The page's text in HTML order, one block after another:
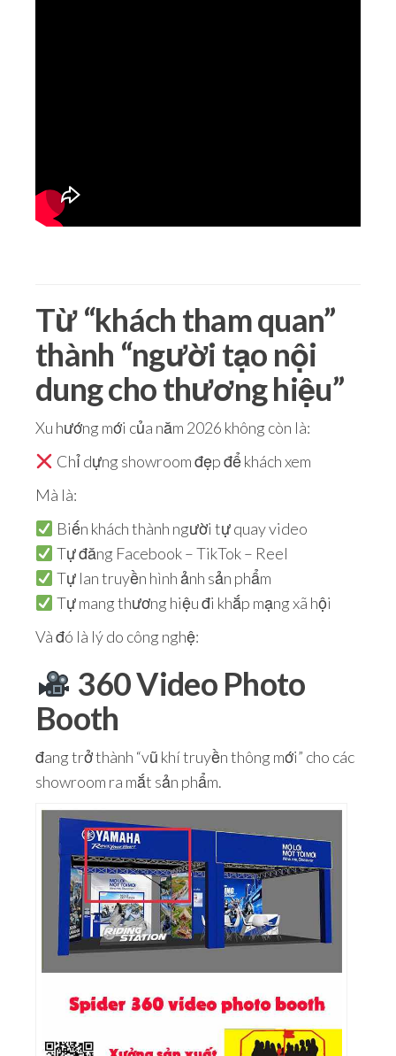
Từ “khách tham quan”
thành “người tạo nội
dung cho thương hiệu”
Xu hướng mới của năm 2026 không còn là:
Chỉ dựng showroom đẹp để khách xem
Mà là:
Biến khách thành người tự quay video
Tự đăng Facebook – TikTok – Reel
Tự lan truyền hình ảnh sản phẩm
Tự mang thương hiệu đi khắp mạng xã hội
Và đó là lý do công nghệ:
360 Video Photo
Booth
đang trở thành “vũ khí truyền thông mới” cho các
showroom ra mắt sản phẩm.